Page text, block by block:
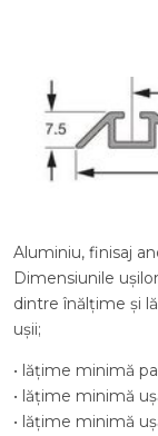
Aluminiu, finisaj
Dimensiunile
dintre înălțime și
ușii;
• lățime minimă
• lățime minimă
• lățime minimă